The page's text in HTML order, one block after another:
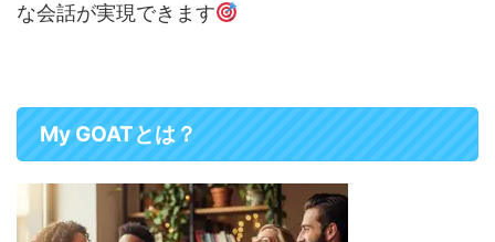
な会話が実現できます
My GOATとは？